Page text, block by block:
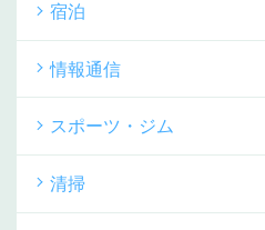
宿泊
情報通信
スポーツ・ジム
清掃